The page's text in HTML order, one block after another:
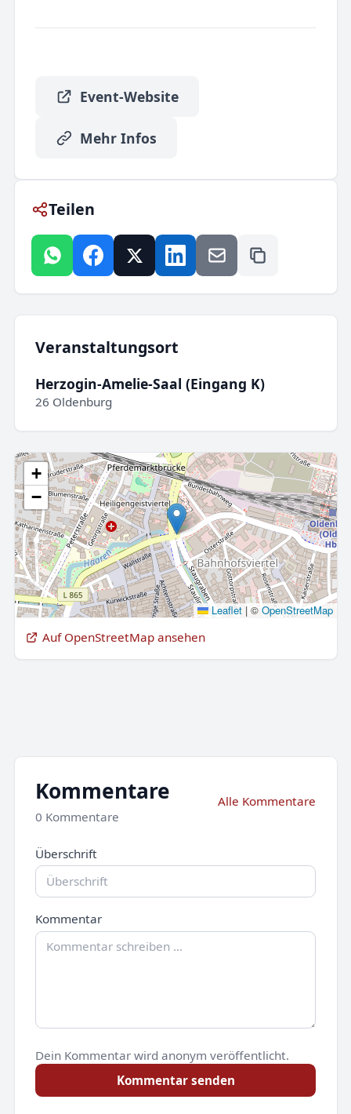
Event-Website
Mehr Infos
Teilen
Veranstaltungsort
Herzogin-Amelie-Saal (Eingang K)
26 Oldenburg
+
−
Leaflet |© OpenStreetMap
Auf OpenStreetMap ansehen
Kommentare
0 Kommentare
Alle Kommentare
Überschrift
Kommentar
Dein Kommentar wird anonym veröffentlicht.
Kommentar senden